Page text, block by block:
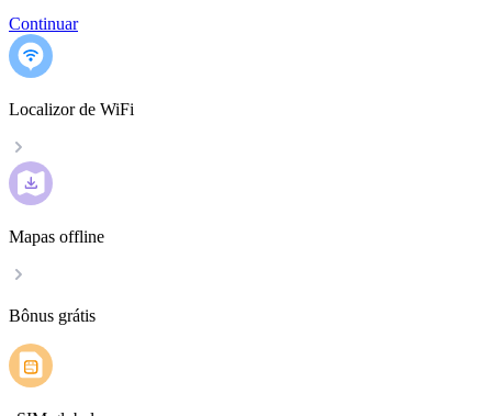
Continuar
Localizor de WiFi
Mapas offline
Bônus grátis